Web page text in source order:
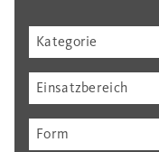
Kategorie
Einsatzbereich
Form